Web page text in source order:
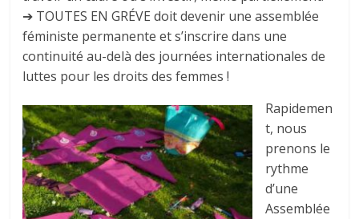
➔ TOUTES EN GRÉVE doit devenir une assemblée
féministe permanente et s’inscrire dans une
continuité au-delà des journées internationales de
luttes pour les droits des femmes !
Rapidemen
t, nous
prenons le
rythme
d’une
Assemblée